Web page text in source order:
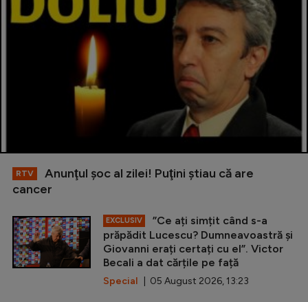
RTV
Anunţul şoc al zilei! Puţini ştiau că are
cancer
EXCLUSIV
”Ce ați simțit când s-a
prăpădit Lucescu? Dumneavoastră și
Giovanni erați certați cu el”. Victor
Becali a dat cărțile pe față
Special | 05 August 2026, 13:23